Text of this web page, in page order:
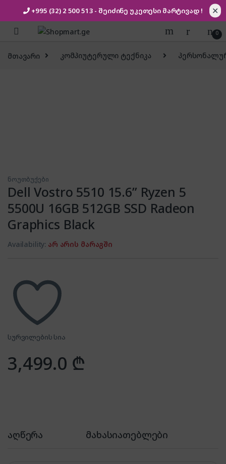
+995 (32) 2 500 513 - შეიძინე უკეთესი მარტივად ! ✕
Skip to navigation
Skip to content
0
მთავარი კომპიუტერული ტექნიკა
ნოუთბუქები
Dell Vostro 5510 15.6” Ryzen 5
5500U 16GB 512GB SSD Radeon
Graphics Black
Availability: არ არის მარაგში
სურვილების სია
3,499.0 ₾
აღწერა მახასიათებლები